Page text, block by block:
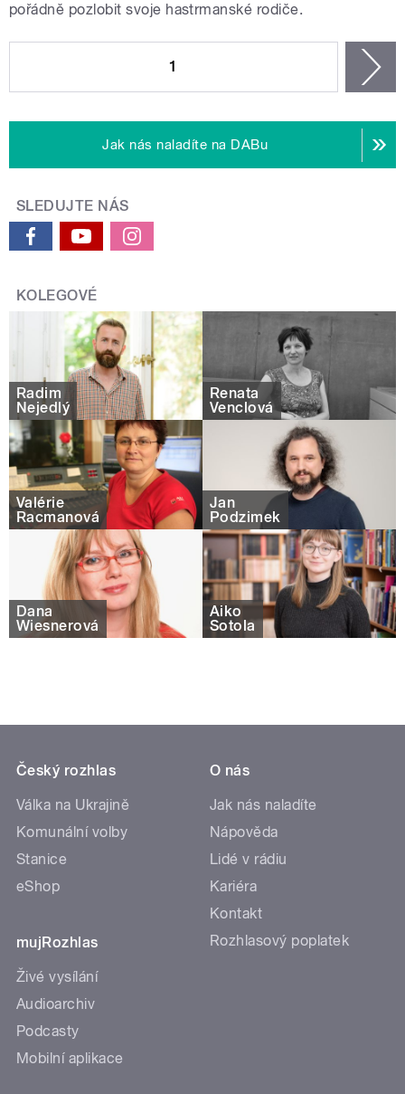
pořádně pozlobit svoje hastrmanské rodiče.
1
Jak nás naladíte na DABu
SLEDUJTE NÁS
KOLEGOVÉ
Radim
Nejedlý
Renata
Venclová
Valérie
Racmanová
Jan
Podzimek
Dana
Wiesnerová
Aiko
Šotola
Český rozhlas
Válka na Ukrajině
Komunální volby
Stanice
eShop
mujRozhlas
Živé vysílání
Audioarchiv
Podcasty
Mobilní aplikace
O nás
Jak nás naladíte
Nápověda
Lidé v rádiu
Kariéra
Kontakt
Rozhlasový poplatek